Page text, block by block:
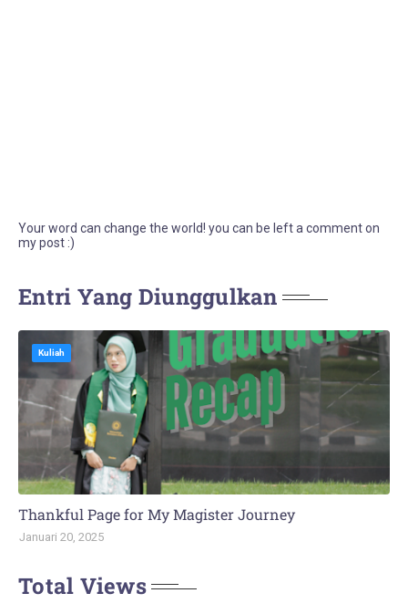
Your word can change the world! you can be left a comment on
my post :)
Entri Yang Diunggulkan
Kuliah
Thankful Page for My Magister Journey
Januari 20, 2025
Total Views